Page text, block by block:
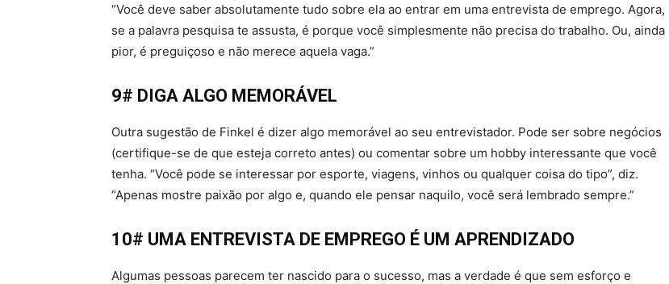
“Você deve saber absolutamente tudo sobre ela ao entrar em uma entrevista de emprego. Agora,
se a palavra pesquisa te assusta, é porque você simplesmente não precisa do trabalho. Ou, ainda
pior, é preguiçoso e não merece aquela vaga.”
9# DIGA ALGO MEMORÁVEL
Outra sugestão de Finkel é dizer algo memorável ao seu entrevistador. Pode ser sobre negócios
(certifique-se de que esteja correto antes) ou comentar sobre um hobby interessante que você
tenha. “Você pode se interessar por esporte, viagens, vinhos ou qualquer coisa do tipo”, diz.
“Apenas mostre paixão por algo e, quando ele pensar naquilo, você será lembrado sempre.”
10# UMA ENTREVISTA DE EMPREGO É UM APRENDIZADO
Algumas pessoas parecem ter nascido para o sucesso, mas a verdade é que sem esforço e